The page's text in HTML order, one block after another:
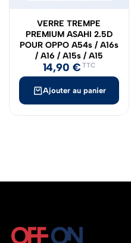
Ajouter au panier
VERRE TREMPE
PREMIUM ASAHI 2.5D
POUR OPPO A54s / A16s
/ A16 / A15s / A15
14,90 € TTC